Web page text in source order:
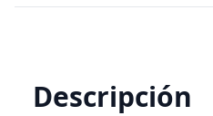
Descripción